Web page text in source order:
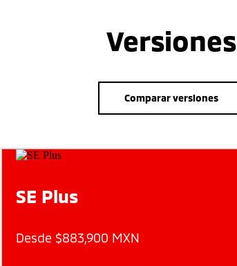
Versiones
Comparar versiones
SE Plus
Desde $883,900 MXN